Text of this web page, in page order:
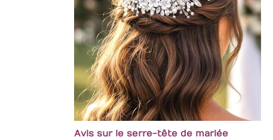
Avis sur le serre-tête de mariée